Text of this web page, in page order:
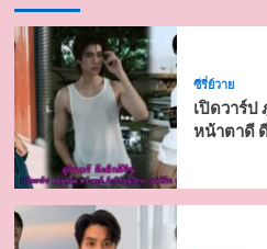
ซีรี่ย์วาย
เปิดวาร์
หน้าตาดี